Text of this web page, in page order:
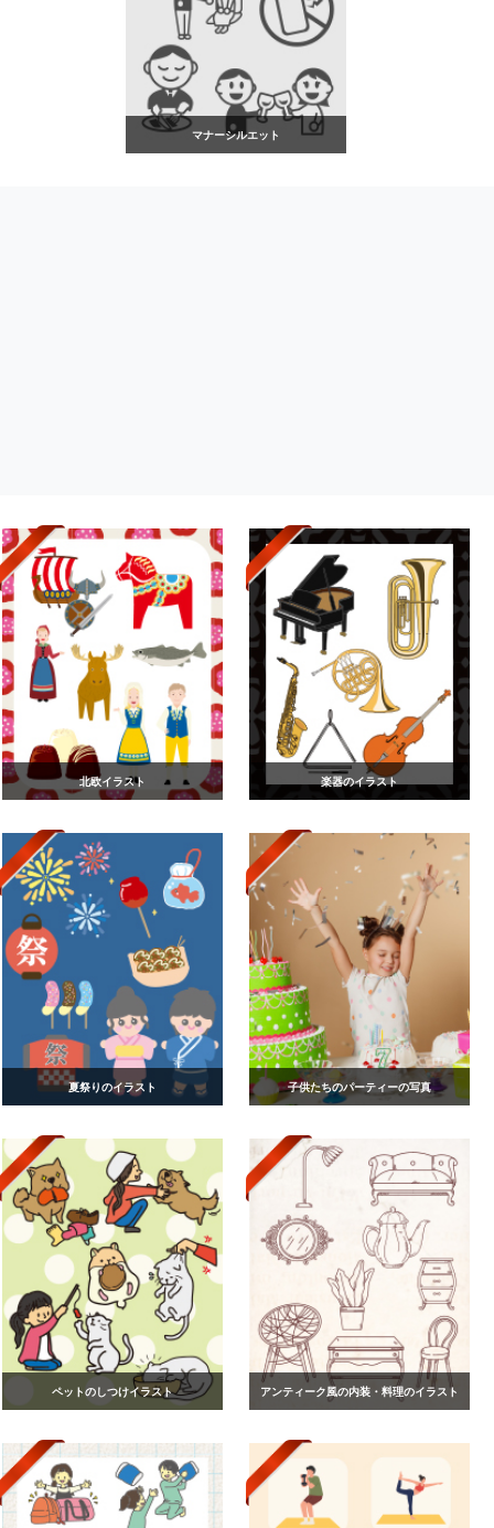
マナーシルエット
北欧イラスト 楽器のイラスト
夏祭りのイラスト 子供たちのパーティーの写真
ペットのしつけイラスト アンティーク風の内装・料理のイラスト